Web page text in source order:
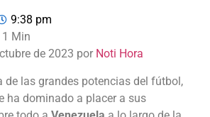
9:38 pm
de 2023 por Noti Hora
de las grandes potencias del fútbol,
ha dominado a placer a sus